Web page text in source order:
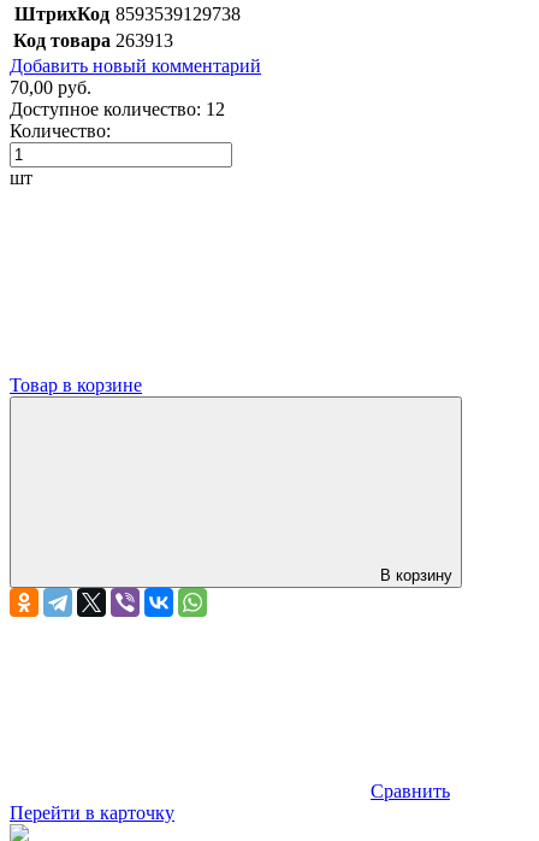
ШтрихКод 8593539129738
Код товара 263913
Добавить новый комментарий
70,00 руб.
Доступное количество: 12
Количество:
шт
Товар в корзине
В корзину
Сравнить
Перейти в карточку